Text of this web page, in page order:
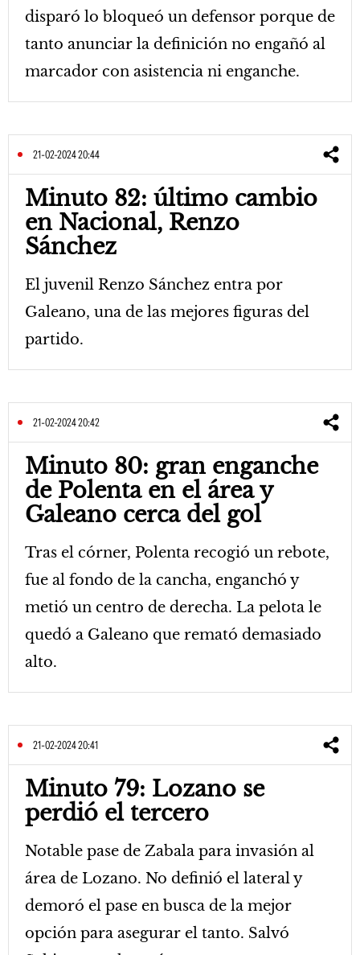
disparó lo bloqueó un defensor porque de
tanto anunciar la definición no engañó al
marcador con asistencia ni enganche.
21-02-2024 20:44
Minuto 82: último cambio
en Nacional, Renzo
Sánchez
El juvenil Renzo Sánchez entra por
Galeano, una de las mejores figuras del
partido.
21-02-2024 20:42
Minuto 80: gran enganche
de Polenta en el área y
Galeano cerca del gol
Tras el córner, Polenta recogió un rebote,
fue al fondo de la cancha, enganchó y
metió un centro de derecha. La pelota le
quedó a Galeano que remató demasiado
alto.
21-02-2024 20:41
Minuto 79: Lozano se
perdió el tercero
Notable pase de Zabala para invasión al
área de Lozano. No definió el lateral y
demoró el pase en busca de la mejor
opción para asegurar el tanto. Salvó